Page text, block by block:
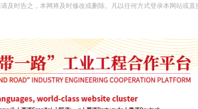
及时告之，本网将及时修改或删除。凡以任何方式登录本网站或直